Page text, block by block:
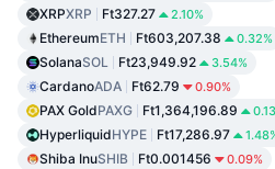
XRPXRP Ft327.27 2.10%
EthereumETH Ft603,207.38 0.32%
SolanaSOL Ft23,949.92 3.54%
CardanoADA Ft62.79 0.90%
PAX GoldPAXG Ft1,364,196.89
HyperliquidHYPE Ft17,286.97
Shiba InuSHIB Ft0.001456 0.09%